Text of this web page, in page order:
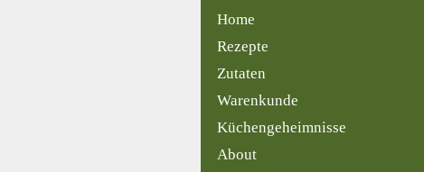
Home
Rezepte
Zutaten
Warenkunde
Küchengeheimnisse
About